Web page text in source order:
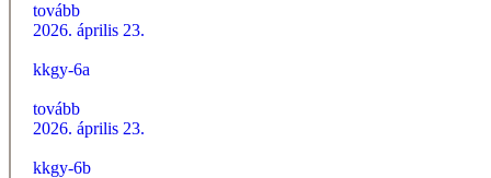
tovább
2026. április 23.
kkgy-6a
tovább
2026. április 23.
kkgy-6b